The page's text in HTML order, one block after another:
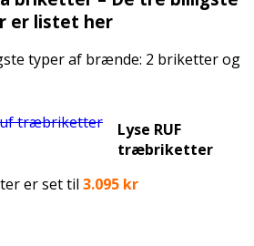
er listet her
typer af brænde: 2 briketter og
Lyse RUF
træbriketter
er set til 3.095 kr